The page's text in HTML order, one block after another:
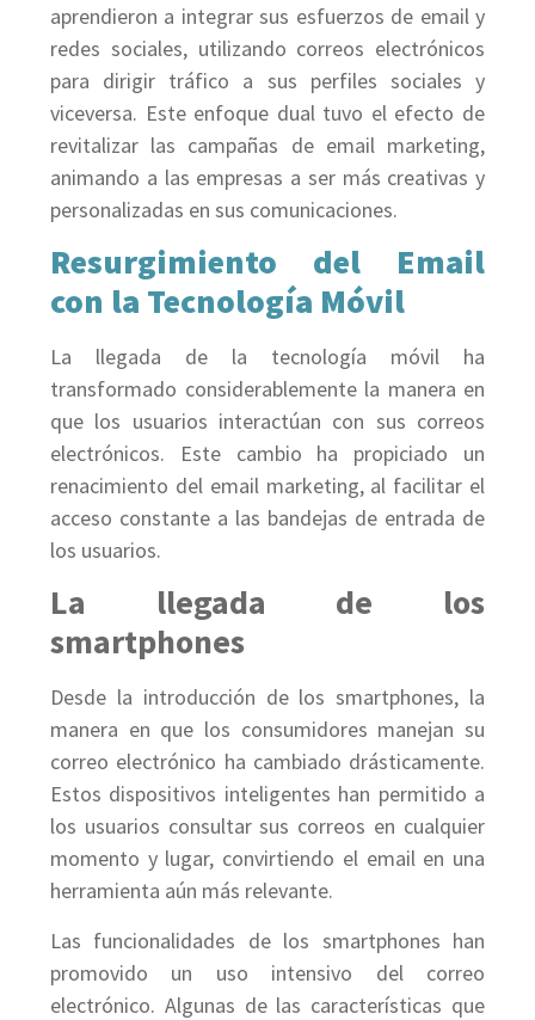
aprendieron a integrar sus esfuerzos de email y
redes sociales, utilizando correos electrónicos
para dirigir tráfico a sus perfiles sociales y
viceversa. Este enfoque dual tuvo el efecto de
revitalizar las campañas de email marketing,
animando a las empresas a ser más creativas y
personalizadas en sus comunicaciones.
Resurgimiento del Email
con la Tecnología Móvil
La llegada de la tecnología móvil ha
transformado considerablemente la manera en
que los usuarios interactúan con sus correos
electrónicos. Este cambio ha propiciado un
renacimiento del email marketing, al facilitar el
acceso constante a las bandejas de entrada de
los usuarios.
La llegada de los
smartphones
Desde la introducción de los smartphones, la
manera en que los consumidores manejan su
correo electrónico ha cambiado drásticamente.
Estos dispositivos inteligentes han permitido a
los usuarios consultar sus correos en cualquier
momento y lugar, convirtiendo el email en una
herramienta aún más relevante.
Las funcionalidades de los smartphones han
promovido un uso intensivo del correo
electrónico. Algunas de las características que